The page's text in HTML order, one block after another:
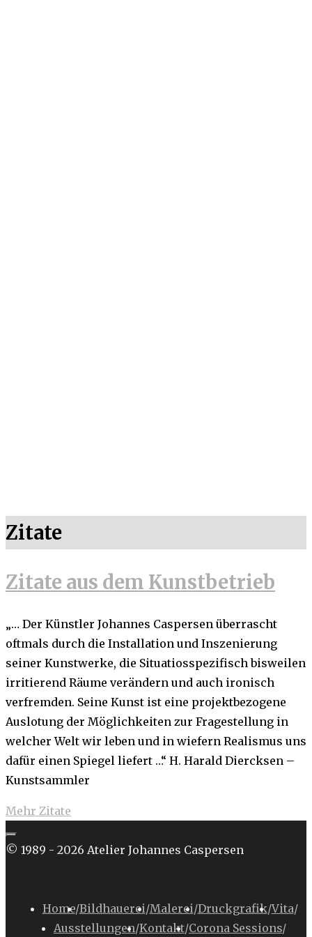
Zitate
Zitate aus dem Kunstbetrieb
„… Der Künstler Johannes Caspersen überrascht
oftmals durch die Installation und Inszenierung
seiner Kunstwerke, die Situatiosspezifisch bisweilen
irritierend Räume verändern und auch ironisch
verfremden. Seine Kunst ist eine projektbezogene
Auslotung der Möglichkeiten zur Fragestellung in
welcher Welt wir leben und in wiefern Realismus uns
dafür einen Spiegel liefert …“ H. Harald Diercksen –
Kunstsammler
Mehr Zitate
dem
© 1989 - 2026 Atelier Johannes Caspersen
Home/Bildhauerei/Malerei/Druckgrafik/Vita/
Ausstellungen/Kontakt/Corona Sessions/